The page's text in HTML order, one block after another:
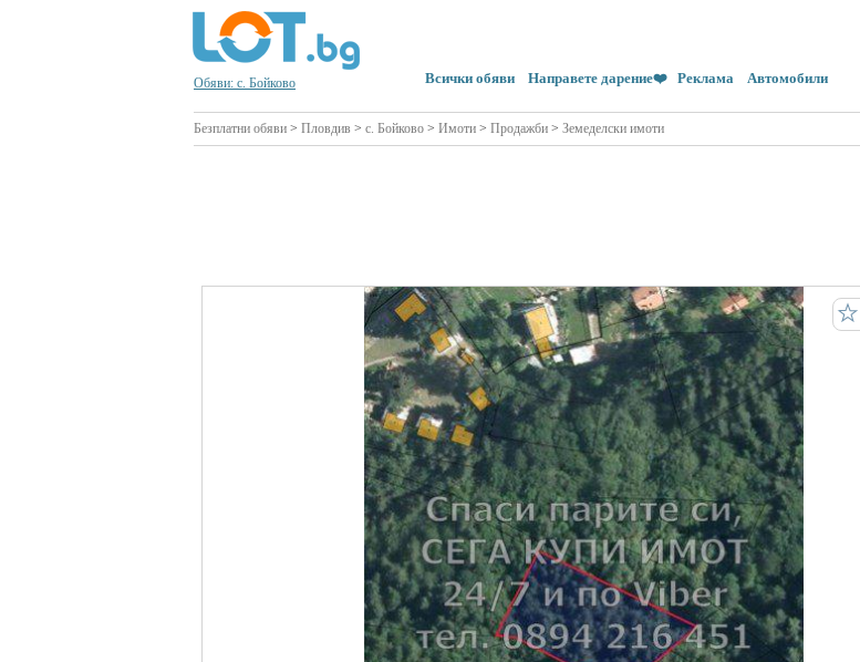
Обяви: с. Бойково Всички обяви Направете дарение❤️ Реклама Автомобили
Безплатни обяви > Пловдив > с. Бойково > Имоти > Продажби > Земеделски имоти